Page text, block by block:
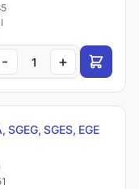
- +
SGES, EGE